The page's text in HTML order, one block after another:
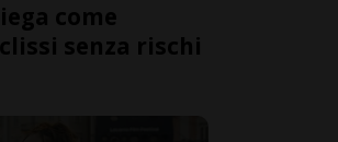
come
senza rischi